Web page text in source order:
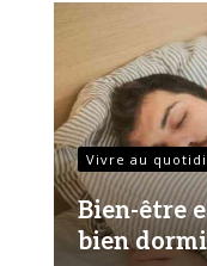
Vivre au
Bien-être
bien